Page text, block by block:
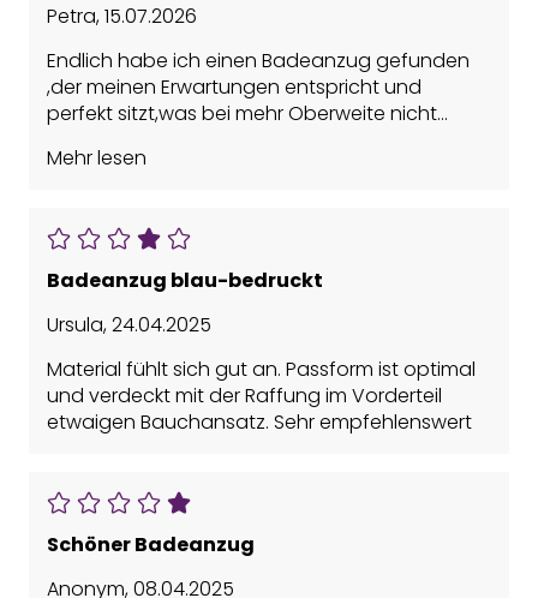
Petra,15.07.2026
Endlich habe ich einen Badeanzug gefunden
,der meinen Erwartungen entspricht und
perfekt sitzt,was bei mehr Oberweite nicht
Mehr lesen
Badeanzug blau-bedruckt
Ursula,24.04.2025
Material fühlt sich gut an. Passform ist optimal
und verdeckt mit der Raffung im Vorderteil
etwaigen Bauchansatz. Sehr empfehlenswert
Schöner Badeanzug
Anonym,08.04.2025